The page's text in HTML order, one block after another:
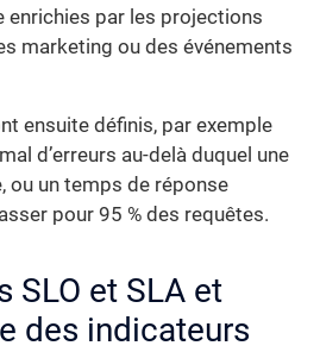
enrichies par les projections
marketing ou des événements
ensuite définis, par exemple
d’erreurs au-delà duquel une
ou un temps de réponse
pour 95 % des requêtes.
SLO et SLA et
des indicateurs